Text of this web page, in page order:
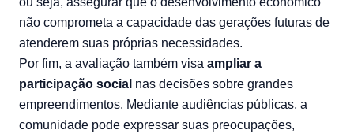
não comprometa a capacidade das gerações futuras de
atenderem suas próprias necessidades.
Por fim, a avaliação também visa ampliar a
participação social nas decisões sobre grandes
empreendimentos. Mediante audiências públicas, a
comunidade pode expressar suas preocupações,